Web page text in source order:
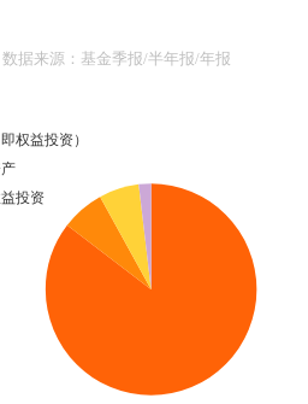
数据来源：基金季报/半年报/年报